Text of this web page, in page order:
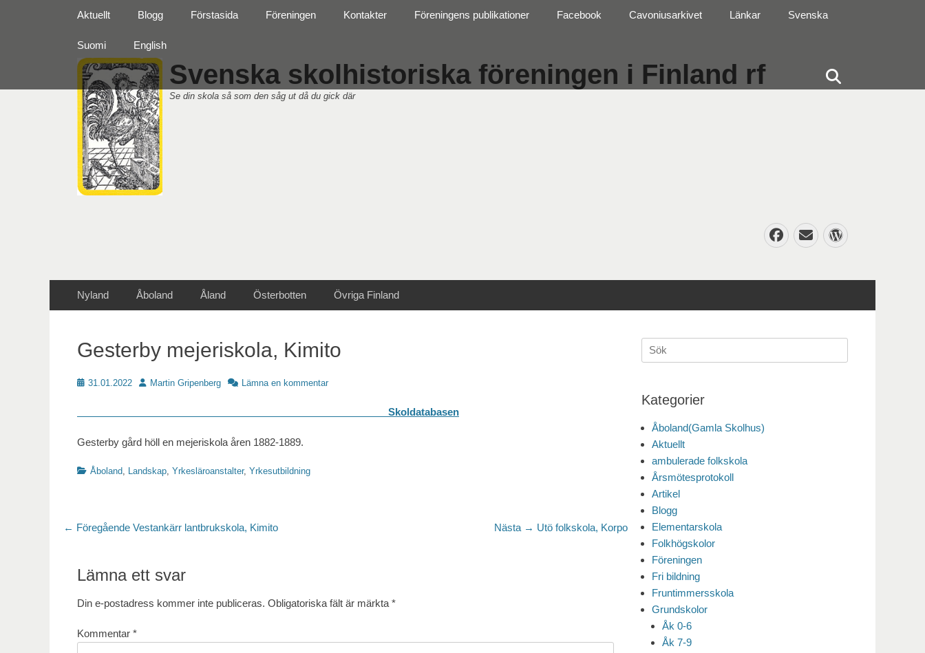
Svenska skolhistoriska föreningen i Finland rf
Se din skola så som den såg ut då du gick där
Facebook
E-
post
Primär meny
innehåll
Aktuellt Blogg Förstasida Föreningen Kontakter Föreningens publikationer Facebook Cavoniusarkivet Länkar Svenska
Suomi English
Sekundär meny
Nyland Åboland Åland Österbotten Övriga Finland
Gesterby mejeriskola, Kimito
Publicerat
31.01.2022 Författare
Martin Gripenberg Lämna en kommentar
Skoldatabasen
Gesterby gård höll en mejeriskola åren 1882-1889.
Kategorier
Åboland, Landskap, Yrkesläroanstalter, Yrkesutbildning
Inläggsnavigering
← Föregående Föregående
Vestankärr lantbrukskola, Kimito Nästa → Nästa
Utö folkskola, Korpo
Lämna ett svar
Din e-postadress kommer inte publiceras. Obligatoriska fält är märkta *
Kommentar *
Sök
efter:
Kategorier
Åboland(Gamla Skolhus)
Aktuellt
ambulerade folkskola
Årsmötesprotokoll
Artikel
Blogg
Elementarskola
Folkhögskolor
Föreningen
Fri bildning
Fruntimmersskola
Grundskolor
Åk 0-6
Åk 7-9